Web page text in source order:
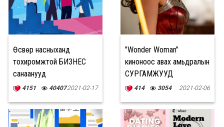
Өсвөр насныханд
тохиромжтой БИЗНЕС
санаанууд
4151 404072021-02-17
"Wonder Woman"
киноноос авах амьдралын
СУРГАМЖУУД
414 3054 2021-02-06